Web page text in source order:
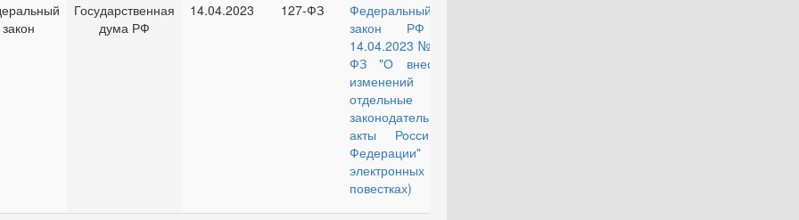
закон
Государственная
дума РФ
14.04.2023 127-ФЗ
Федеральный
закон РФ от
14.04.2023 № 127-
ФЗ "О внесении
изменений в
отдельные
законодательные
акты Российской
Федерации" (Об
электронных
повестках)